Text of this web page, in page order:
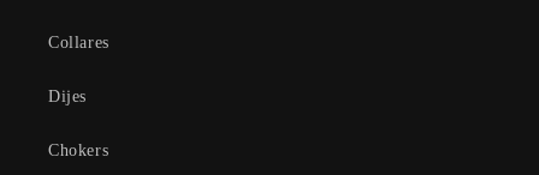
Collares
Dijes
Chokers